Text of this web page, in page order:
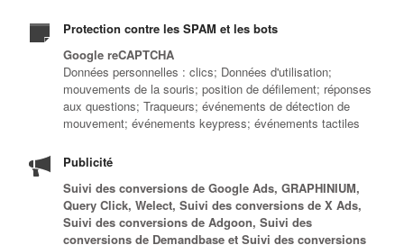
Protection contre les SPAM et les bots
Google reCAPTCHA
Données personnelles : clics; Données d'utilisation;
mouvements de la souris; position de défilement; réponses
aux questions; Traqueurs; événements de détection de
mouvement; événements keypress; événements tactiles
Publicité
Suivi des conversions de Google Ads, GRAPHINIUM,
Query Click, Welect, Suivi des conversions de X Ads,
Suivi des conversions de Adgoon, Suivi des
conversions de Demandbase et Suivi des conversions